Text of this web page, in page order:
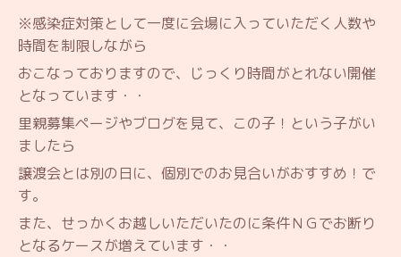
※感染症対策として一度に会場に入っていただく人数や
時間を制限しながら
おこなっておりますので、じっくり時間がとれない開催
となっています・・
里親募集ページやブログを見て、この子！という子がい
ましたら
譲渡会とは別の日に、個別でのお見合いがおすすめ！で
す。
また、せっかくお越しいただいたのに条件ＮＧでお断り
となるケースが増えています・・